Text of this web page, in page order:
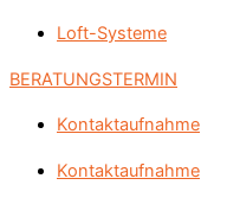
Loft-Systeme
BERATUNGSTERMIN
Kontaktaufnahme
Kontaktaufnahme